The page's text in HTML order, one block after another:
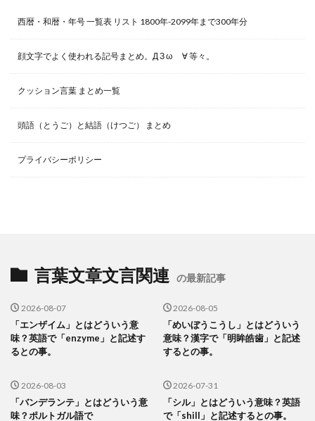
西暦・和暦・年号 一覧表 リスト 1800年-2099年まで300年分
顔文字でよく使われる記号まとめ。Д З ω ゞ∀ 等々。
クッション言葉 まとめ一覧
頭語（とうご）と結語（けつご） まとめ
プライバシーポリシー
言葉文章文言関連 の最新記事
2026-08-07
「エンザイム」とはどういう意
味？英語で「enzyme」と記述す
るとの事。
2026-08-05
「めいぼうこうし」とはどういう
意味？漢字で「明眸皓歯」と記述
するとの事。
2026-08-03
「バンデランテ」とはどういう意
味？ポルトガル語で
2026-07-31
「シル」とはどういう意味？英語
で「shill」と記述するとの事。